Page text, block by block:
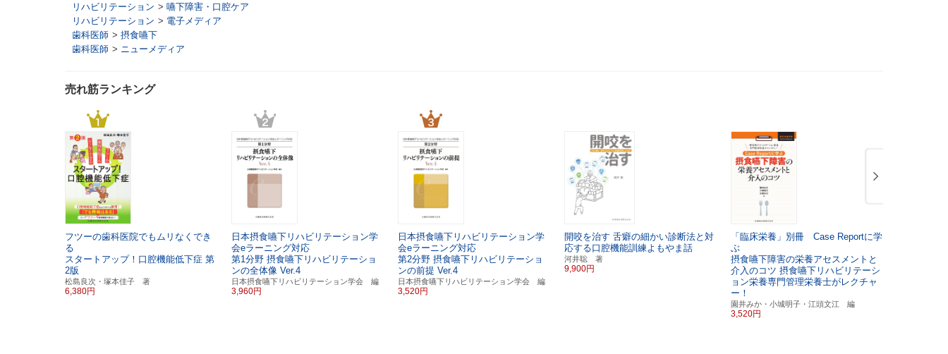
リハビリテーション > 嚥下障害・口腔ケア
リハビリテーション > 電子メディア
歯科医師 > 摂食嚥下
歯科医師 > ニューメディア
売れ筋ランキング
フツーの歯科医院でもムリなくでき
る
スタートアップ！口腔機能低下症 第
2版
松島良次・塚本佳子 著
6,380円
日本摂食嚥下リハビリテーション学
会eラーニング対応
第1分野 摂食嚥下リハビリテーショ
ンの全体像 Ver.4
日本摂食嚥下リハビリテーション学会 編
3,960円
日本摂食嚥下リハビリテーション学
会eラーニング対応
第2分野 摂食嚥下リハビリテーショ
ンの前提 Ver.4
日本摂食嚥下リハビリテーション学会 編
3,520円
開咬を治す 舌癖の細かい診断法と対
応する口腔機能訓練よもやま話
河井聡 著
9,900円
「臨床栄養」別冊 Case Reportに学
ぶ
摂食嚥下障害の栄養アセスメントと
介入のコツ 摂食嚥下リハビリテーシ
ョン栄養専門管理栄養士がレクチャ
ー！
園井みか・小城明子・江頭文江 編
3,520円